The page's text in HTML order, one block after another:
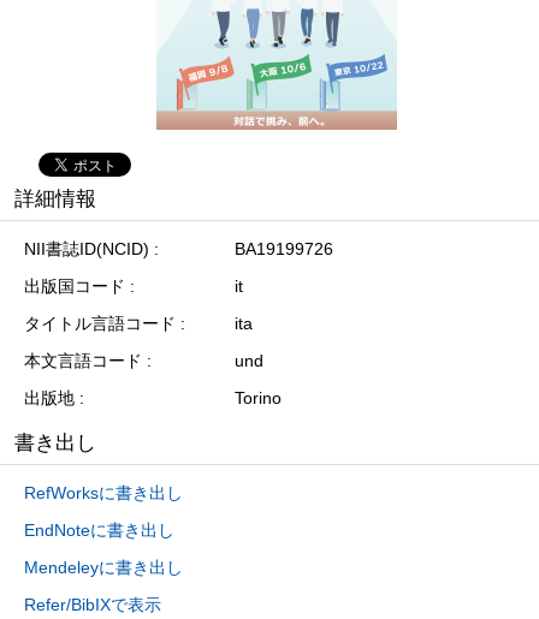
詳細情報
NII書誌ID(NCID)
BA19199726
出版国コード
it
タイトル言語コード
ita
本文言語コード
und
出版地
Torino
書き出し
RefWorksに書き出し
EndNoteに書き出し
Mendeleyに書き出し
Refer/BibIXで表示